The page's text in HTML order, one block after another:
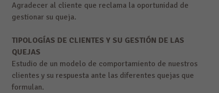
Agradecer al cliente que reclama la oportunidad de
gestionar su queja.
TIPOLOGÍAS DE CLIENTES Y SU GESTIÓN DE LAS
QUEJAS
Estudio de un modelo de comportamiento de nuestros
clientes y su respuesta ante las diferentes quejas que
formulan.